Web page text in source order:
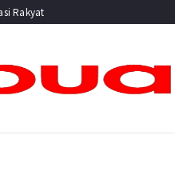
Rakyat